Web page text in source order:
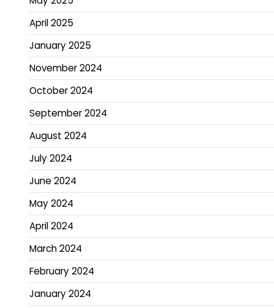
April 2025
January 2025
November 2024
October 2024
September 2024
August 2024
July 2024
June 2024
May 2024
April 2024
March 2024
February 2024
January 2024